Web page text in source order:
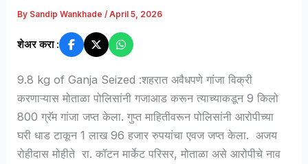
By Sandip Wankhade/April 5, 2026
शेअर करा :
9.8 kg of Ganja Seized :शहरात अवैधपणे गांजा विक्री
करणाऱ्यास मोताळा पोलिसांनी गजाआड करून त्याच्याकडून 9 किलो
800 ग्रॅम गांजा जप्त केला. गुप्त माहितीवरून पोलिसांनी आरोपीच्या
घरी धाड टाकून 1 लाख 96 हजार रुपयांचा एवज जप्त केला. अजय
रोहीदास मोहीते रा. कॉटन मार्केट परिसर, मोताळा असे आरोपीचे नाव